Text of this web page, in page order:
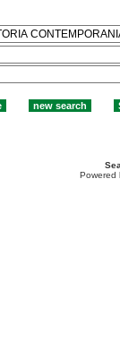
Powered